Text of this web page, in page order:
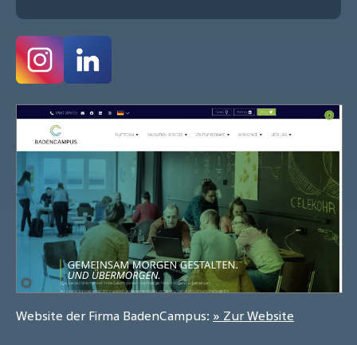
Website der Firma BadenCampus: » Zur Website